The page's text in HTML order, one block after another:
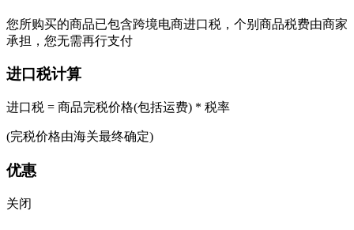
您所购买的商品已包含跨境电商进口税，个别商品税费由商家
承担，您无需再行支付
进口税计算
进口税 = 商品完税价格(包括运费) * 税率
(完税价格由海关最终确定)
优惠
关闭